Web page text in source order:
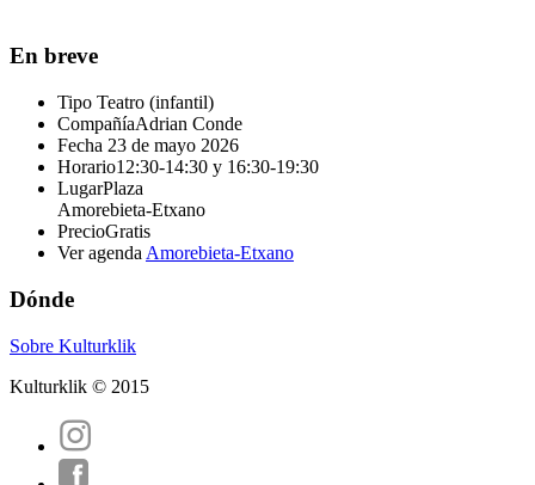
En breve
Tipo Teatro (infantil)
CompañíaAdrian Conde
Fecha 23 de mayo 2026
Horario12:30-14:30 y 16:30-19:30
LugarPlaza
Amorebieta-Etxano
PrecioGratis
Ver agenda Amorebieta-Etxano
Dónde
Sobre Kulturklik
Kulturklik © 2015